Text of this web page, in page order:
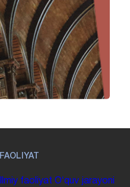
FAOLIYAT
Ilmiy faoliyat Oʻquv jarayoni